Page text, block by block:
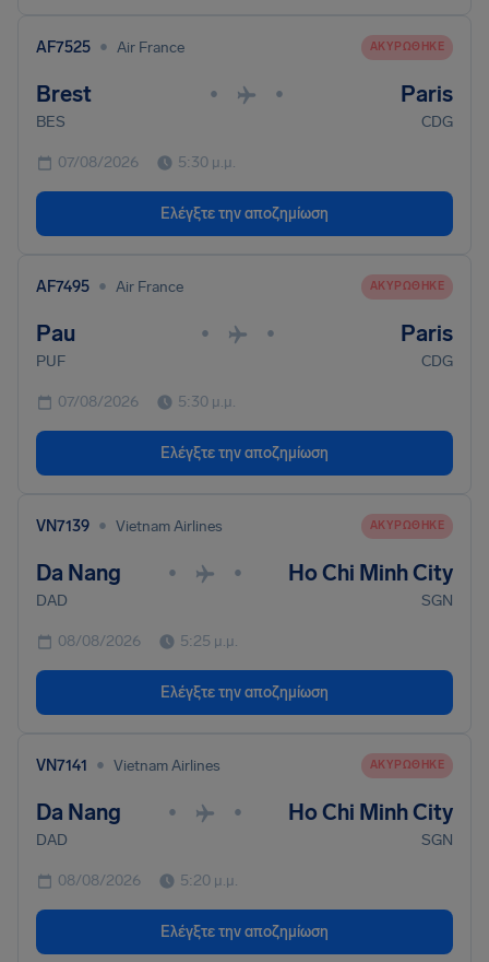
AF7525 • Air France ΑΚΥΡΏΘΗΚΕ
Brest • • Paris
BES CDG
07/08/2026 5:30 μ.μ.
Ελέγξτε την αποζημίωση
AF7495 • Air France ΑΚΥΡΏΘΗΚΕ
Pau • • Paris
PUF CDG
07/08/2026 5:30 μ.μ.
Ελέγξτε την αποζημίωση
VN7139 • Vietnam Airlines ΑΚΥΡΏΘΗΚΕ
Da Nang • • Ho Chi Minh City
DAD SGN
08/08/2026 5:25 μ.μ.
Ελέγξτε την αποζημίωση
VN7141 • Vietnam Airlines ΑΚΥΡΏΘΗΚΕ
Da Nang • • Ho Chi Minh City
DAD SGN
08/08/2026 5:20 μ.μ.
Ελέγξτε την αποζημίωση